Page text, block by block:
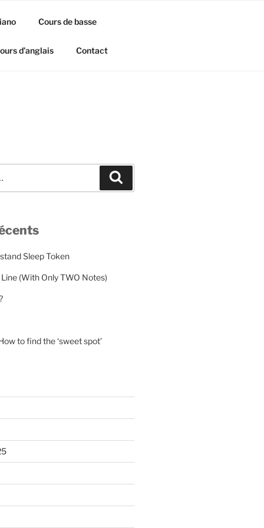
Cours de basse
d’anglais Contact
Sleep Token
(With Only TWO Notes)
to find the ‘sweet spot’